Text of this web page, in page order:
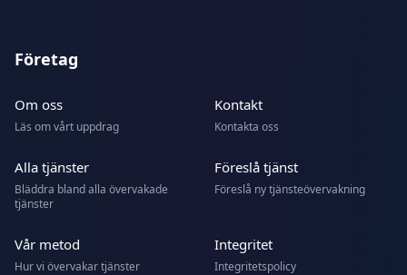
Företag
Om oss
Läs om vårt uppdrag
Kontakt
Kontakta oss
Alla tjänster
Bläddra bland alla övervakade
tjänster
Föreslå tjänst
Föreslå ny tjänsteövervakning
Vår metod
Hur vi övervakar tjänster
Integritet
Integritetspolicy